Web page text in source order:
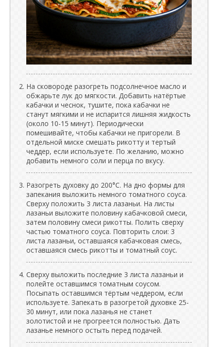
На сковороде разогреть подсолнечное масло и
обжарьте лук до мягкости. Добавить натёртые
кабачки и чеснок, тушите, пока кабачки не
станут мягкими и не испарится лишняя жидкость
(около 10-15 минут). Периодически
помешивайте, чтобы кабачки не пригорели. В
отдельной миске смешать рикотту и тертый
чеддер, если используете. По желанию, можно
добавить немного соли и перца по вкусу.
Разогреть духовку до 200°C. На дно формы для
запекания выложить немного томатного соуса.
Сверху положить 3 листа лазаньи. На листы
лазаньи выложите половину кабачковой смеси,
затем половину смеси рикотты. Полить сверху
частью томатного соуса. Повторить слои: 3
листа лазаньи, оставшаяся кабачковая смесь,
оставшаяся смесь рикотты и томатный соус.
Сверху выложить последние 3 листа лазаньи и
полейте оставшимся томатным соусом.
Посыпать оставшимся тёртым чеддером, если
используете. Запекать в разогретой духовке 25-
30 минут, или пока лазанья не станет
золотистой и не прогреется полностью. Дать
лазанье немного остыть перед подачей.